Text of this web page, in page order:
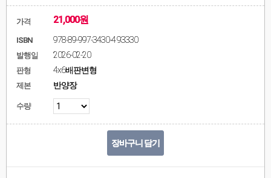
가격
ISBN
발행일
판형
제본
수량
21,000원
978-89-997-3430-4 93330
2026-02-20
4x6배판변형
반양장
장바구니 담기